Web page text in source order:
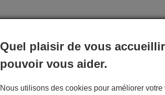
Quel plaisir de vous
pouvoir vous aider.
Nous utilisons des cookies pour améliorer